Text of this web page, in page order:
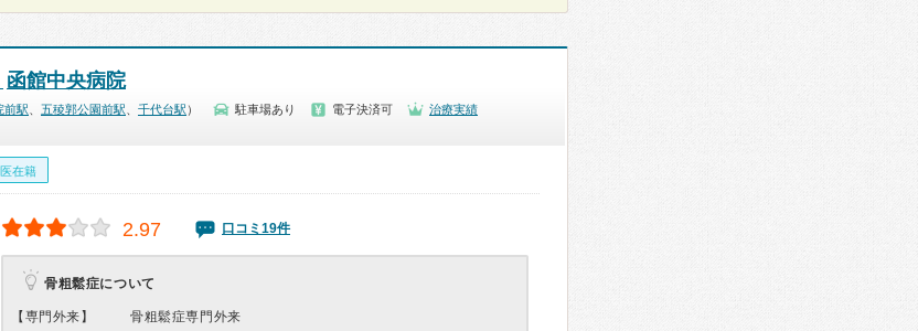
函館中央病院
前駅 五稜郭公園前駅 千代台駅 ） 駐車場あり 電子決済可
治療実績
在籍
2.97 口コミ19件
骨粗鬆症について
【専門外来】
骨粗鬆症専門外来